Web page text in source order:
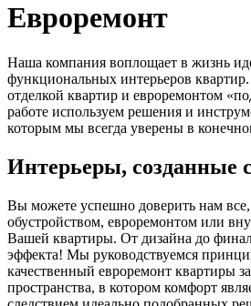
Евроремонт
Наша компания воплощает в жизнь
функциональных интерьеров
отделкой квартир и евроремонтом
работе используем решения и
которым мы всегда уверены в
Интерьеры, созданные
Вы можете успешно доверить нам все,
обустройством, евроремонтом или
Вашей квартиры. От дизайна до
эффекта! Мы руководствуемся
качественный евроремонт квартиры
пространства, в котором комфорт